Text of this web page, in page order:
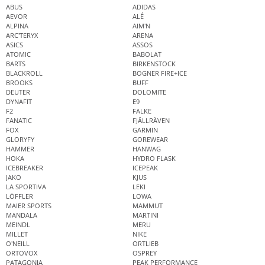
ABUS
ADIDAS
AEVOR
ALÉ
ALPINA
AIM'N
ARC'TERYX
ARENA
ASICS
ASSOS
ATOMIC
BABOLAT
BARTS
BIRKENSTOCK
BLACKROLL
BOGNER FIRE+ICE
BROOKS
BUFF
DEUTER
DOLOMITE
DYNAFIT
E9
F2
FALKE
FANATIC
FJÄLLRÄVEN
FOX
GARMIN
GLORYFY
GOREWEAR
HAMMER
HANWAG
HOKA
HYDRO FLASK
ICEBREAKER
ICEPEAK
JAKO
KJUS
LA SPORTIVA
LEKI
LÖFFLER
LOWA
MAIER SPORTS
MAMMUT
MANDALA
MARTINI
MEINDL
MERU
MILLET
NIKE
O'NEILL
ORTLIEB
ORTOVOX
OSPREY
PATAGONIA
PEAK PERFORMANCE